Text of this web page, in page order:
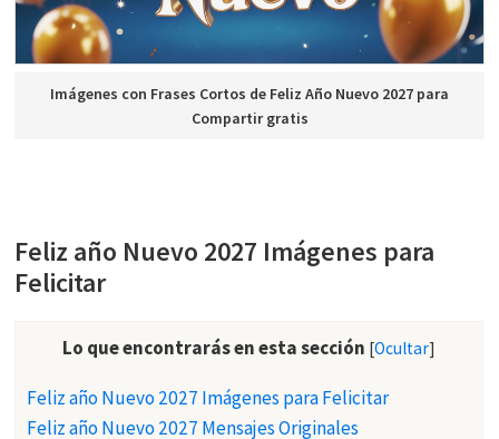
Imágenes con Frases Cortos de Feliz Año Nuevo 2027 para
Compartir gratis
Feliz año Nuevo 2027 Imágenes para
Felicitar
Lo que encontrarás en esta sección [Ocultar]
Feliz año Nuevo 2027 Imágenes para Felicitar
Feliz año Nuevo 2027 Mensajes Originales